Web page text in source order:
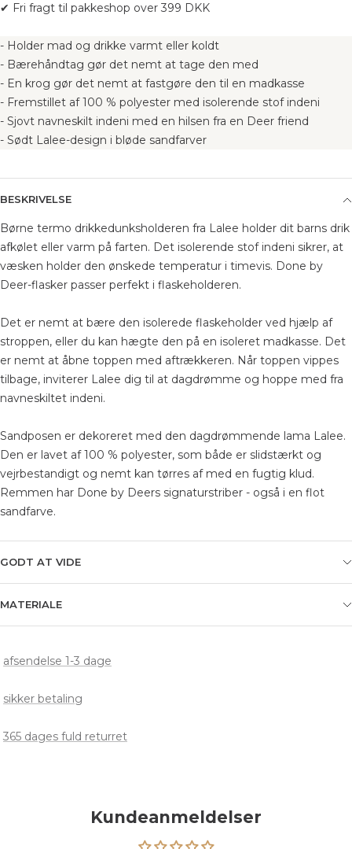
✔ Fri fragt til pakkeshop over 399 DKK
- Holder mad og drikke varmt eller koldt
- Bærehåndtag gør det nemt at tage den med
- En krog gør det nemt at fastgøre den til en madkasse
- Fremstillet af 100 % polyester med isolerende stof indeni
- Sjovt navneskilt indeni med en hilsen fra en Deer friend
- Sødt Lalee-design i bløde sandfarver
BESKRIVELSE
Børne termo drikkedunksholderen fra Lalee holder dit barns drik
afkølet eller varm på farten. Det isolerende stof indeni sikrer, at
væsken holder den ønskede temperatur i timevis. Done by
Deer-flasker passer perfekt i flaskeholderen.
Det er nemt at bære den isolerede flaskeholder ved hjælp af
stroppen, eller du kan hægte den på en isoleret madkasse. Det
er nemt at åbne toppen med aftrækkeren. Når toppen vippes
tilbage, inviterer Lalee dig til at dagdrømme og hoppe med fra
navneskiltet indeni.
Sandposen er dekoreret med den dagdrømmende lama Lalee.
Den er lavet af 100 % polyester, som både er slidstærkt og
vejrbestandigt og nemt kan tørres af med en fugtig klud.
Remmen har Done by Deers signaturstriber - også i en flot
sandfarve.
GODT AT VIDE
MATERIALE
afsendelse 1-3 dage
sikker betaling
365 dages fuld returret
Kundeanmeldelser